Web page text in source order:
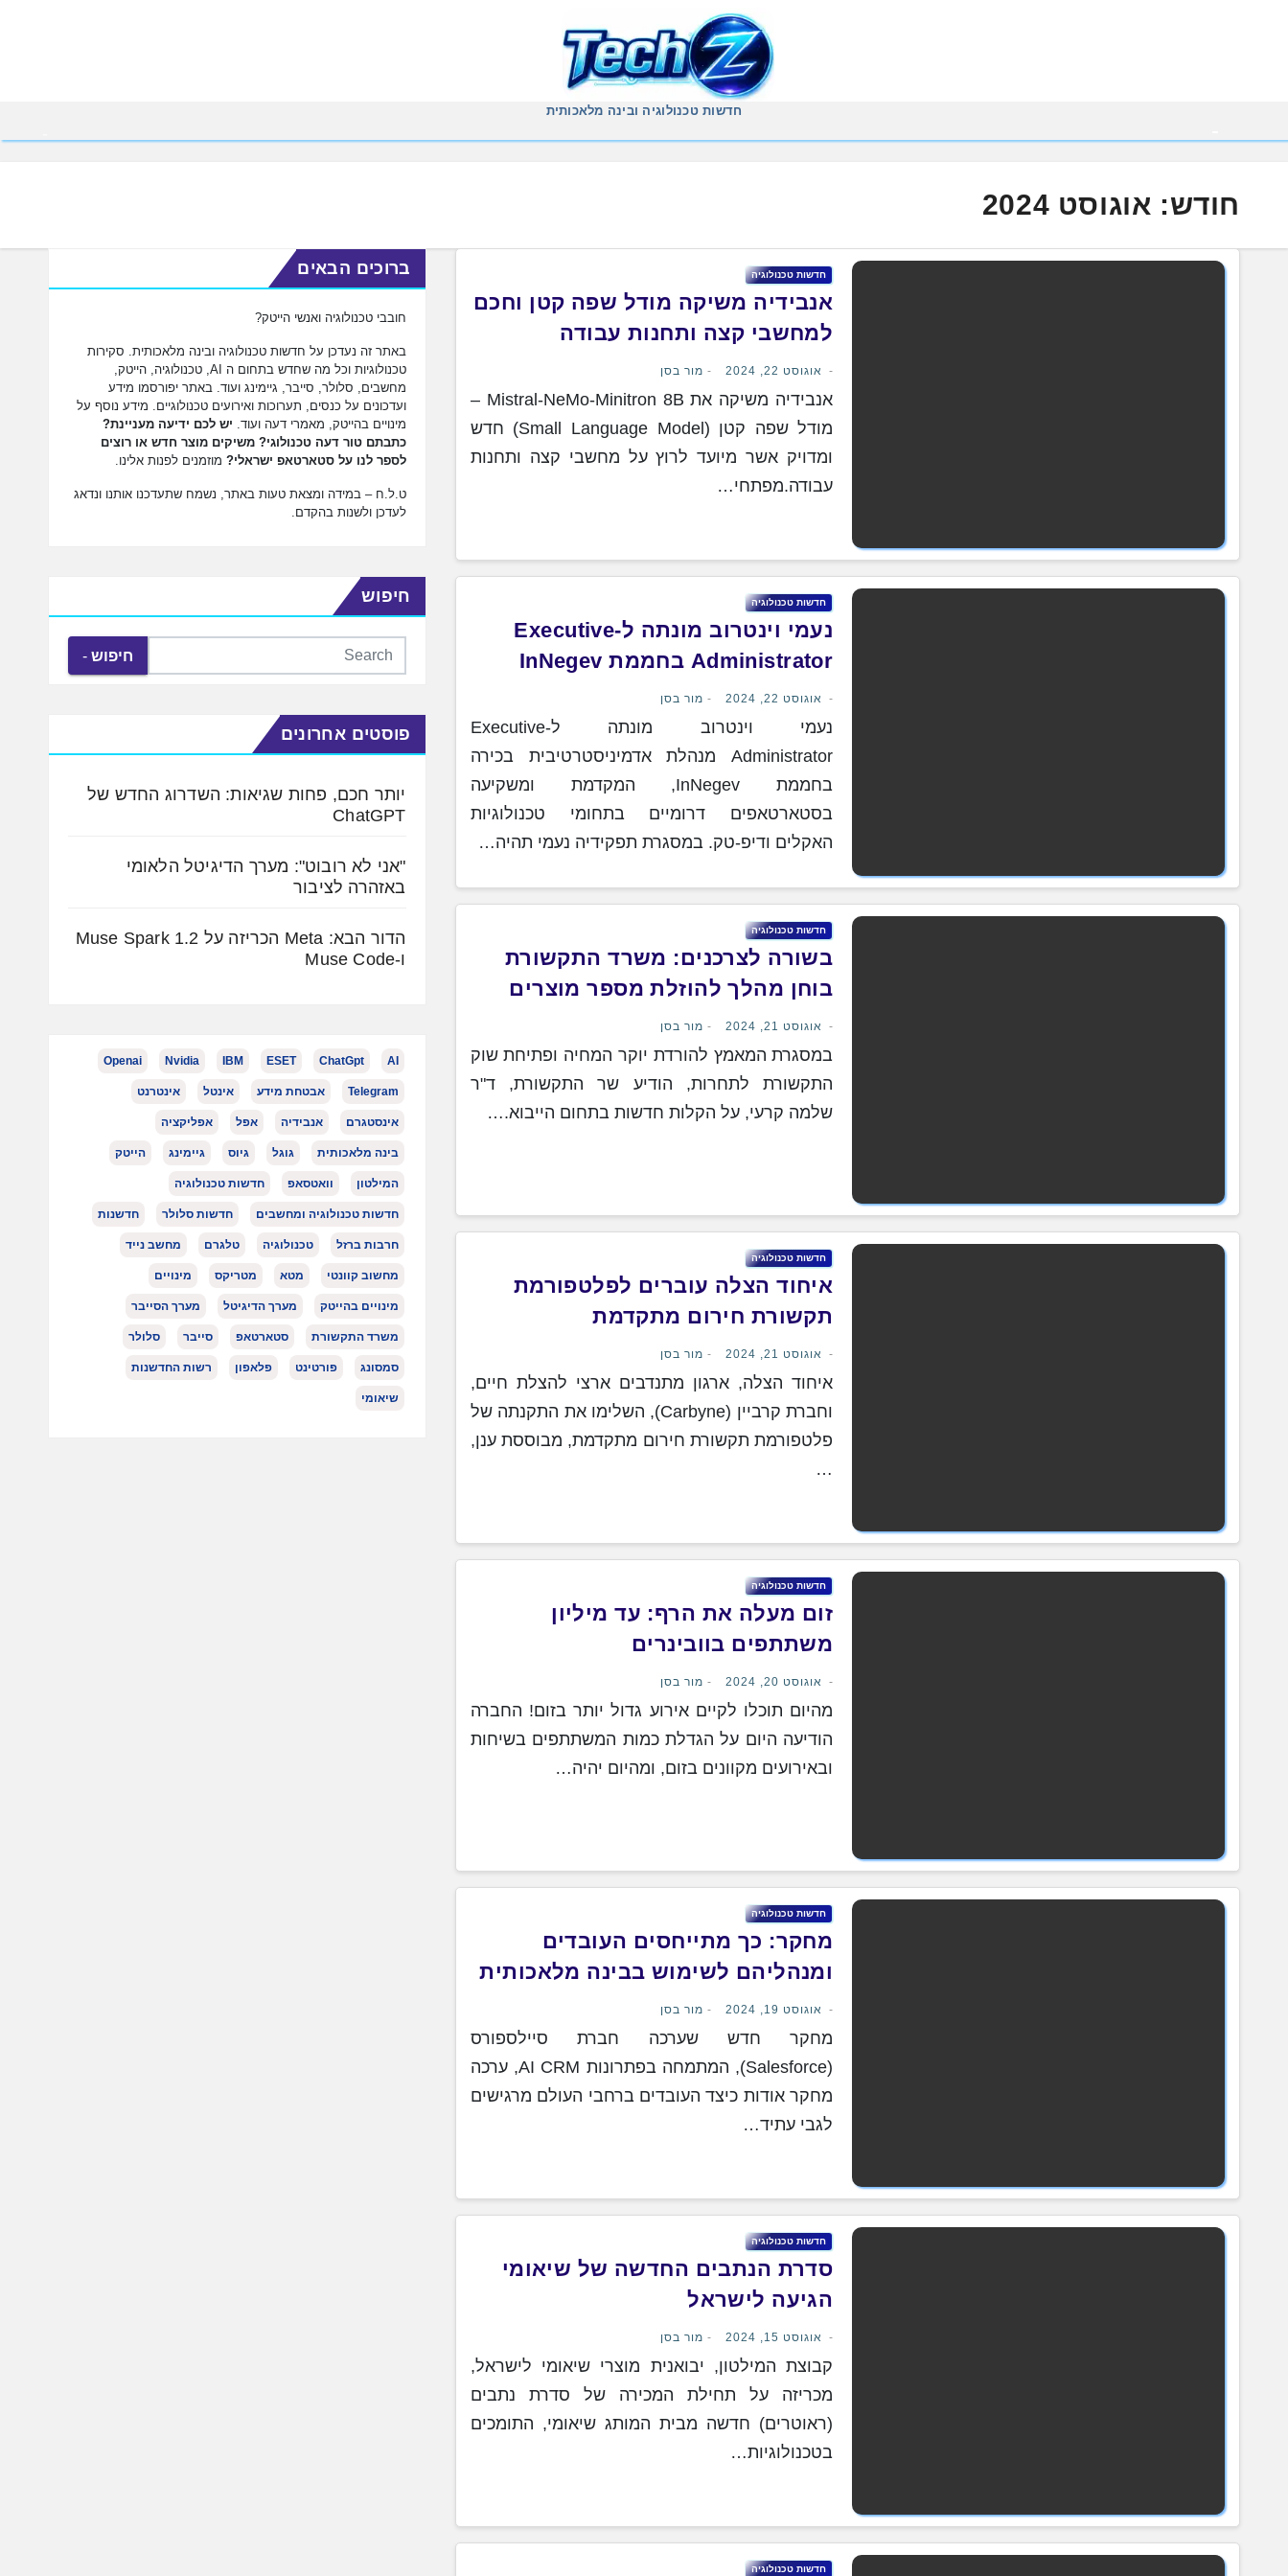
חדשות טכנולוגיה ובינה מלאכותית
חודש: אוגוסט 2024
חדשות טכנולוגיה
אנבידיה משיקה מודל שפה קטן וחכם
למחשבי קצה ותחנות עבודה
אוגוסט 22, 2024 מור בסן
אנבידיה משיקה את Mistral-NeMo-Minitron 8B –
מודל שפה קטן (Small Language Model) חדש
ומדויק אשר מיועד לרוץ על מחשבי קצה ותחנות
עבודה.מפתחי…
חדשות טכנולוגיה
נעמי וינטרוב מונתה ל-Executive
Administrator בחממת InNegev
אוגוסט 22, 2024 מור בסן
נעמי וינטרוב מונתה ל-Executive
Administrator מנהלת אדמיניסטרטיבית בכירה
בחממת InNegev, המקדמת ומשקיעה
בסטארטאפים דרומיים בתחומי טכנולוגיות
האקלים ודיפ-טק. במסגרת תפקידיה נעמי תהיה…
חדשות טכנולוגיה
בשורה לצרכנים: משרד התקשורת
בוחן מהלך להוזלת מספר מוצרים
אוגוסט 21, 2024 מור בסן
במסגרת המאמץ להורדת יוקר המחיה ופתיחת שוק
התקשורת לתחרות, הודיע שר התקשורת, ד"ר
שלמה קרעי, על הקלות חדשות בתחום הייבוא.…
חדשות טכנולוגיה
איחוד הצלה עוברים לפלטפורמת
תקשורת חירום מתקדמת
אוגוסט 21, 2024 מור בסן
איחוד הצלה, ארגון מתנדבים ארצי להצלת חיים,
וחברת קרביין (Carbyne), השלימו את התקנתה של
פלטפורמת תקשורת חירום מתקדמת, מבוססת ענן,
…
חדשות טכנולוגיה
זום מעלה את הרף: עד מיליון
משתתפים בוובינרים
אוגוסט 20, 2024 מור בסן
מהיום תוכלו לקיים אירוע גדול יותר בזום! החברה
הודיעה היום על הגדלת כמות המשתתפים בשיחות
ובאירועים מקוונים בזום, ומהיום יהיה…
חדשות טכנולוגיה
מחקר: כך מתייחסים העובדים
ומנהליהם לשימוש בבינה מלאכותית
אוגוסט 19, 2024 מור בסן
מחקר חדש שערכה חברת סיילספורס
(Salesforce), המתמחה בפתרונות AI CRM, ערכה
מחקר אודות כיצד העובדים ברחבי העולם מרגישים
לגבי עתיד…
חדשות טכנולוגיה
סדרת הנתבים החדשה של שיאומי
הגיעה לישראל
אוגוסט 15, 2024 מור בסן
קבוצת המילטון, יבואנית מוצרי שיאומי לישראל,
מכריזה על תחילת המכירה של סדרת נתבים
(ראוטרים) חדשה מבית המותג שיאומי, התומכים
בטכנולוגיות…
חדשות טכנולוגיה
ברוכים הבאים
חובבי טכנולוגיה ואנשי הייטק?
באתר זה נעדכן על חדשות טכנולוגיה ובינה מלאכותית. סקירות
טכנולוגיות וכל מה שחדש בתחום ה AI, טכנולוגיה, הייטק,
מחשבים, סלולר, סייבר, גיימינג ועוד. באתר יפורסמו מידע
ועדכונים על כנסים, תערוכות ואירועים טכנולוגיים. מידע נוסף על
מינויים בהייטק, מאמרי דעה ועוד. יש לכם ידיעה מעניינת?
כתבתם טור דעה טכנולוגי? משיקים מוצר חדש או רוצים
לספר לנו על סטארטאפ ישראלי? מוזמנים לפנות אלינו.
ט.ל.ח – במידה ומצאת טעות באתר, נשמח שתעדכנו אותנו ונדאג
לעדכן ולשנות בהקדם.
חיפוש
חיפוש
פוסטים אחרונים
יותר חכם, פחות שגיאות: השדרוג החדש של
ChatGPT
"אני לא רובוט": מערך הדיגיטל הלאומי
באזהרה לציבור
הדור הבא: Meta הכריזה על Muse Spark 1.2
ו-Muse Code
AI
ChatGpt
ESET
IBM
Nvidia
Openai
Telegram אבטחת מידע אינטל אינטרנט
אינסטגרם אנבידיה אפל אפליקציה
בינה מלאכותית גוגל גיוס גיימינג הייטק
המילטון וואטסאפ חדשות טכנולוגיה
חדשות טכנולוגיה ומחשבים חדשות סלולר חדשנות
חרבות ברזל טכנולוגיה טלגרם מחשב נייד
מחשוב קוונטי מטא מטריקס מינויים
מינויים בהייטק מערך הדיגיטל מערך הסייבר
משרד התקשורת סטארטאפ סייבר סלולר
סמסונג פורטינט פלאפון רשות החדשנות
שיאומי